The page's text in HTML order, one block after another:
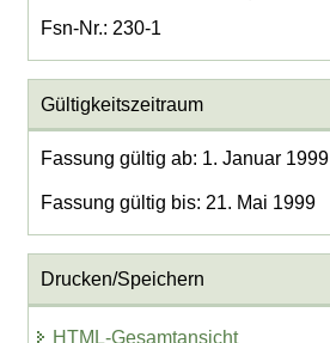
Fsn-Nr.: 230-1
Gültigkeitszeitraum
Fassung gültig ab: 1. Januar 1999
Fassung gültig bis: 21. Mai 1999
Drucken/Speichern
HTML-Gesamtansicht